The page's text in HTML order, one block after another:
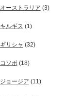
オーストラリア (3)
キルギス (1)
ギリシャ (32)
コソボ(18)
ジョージア (11)